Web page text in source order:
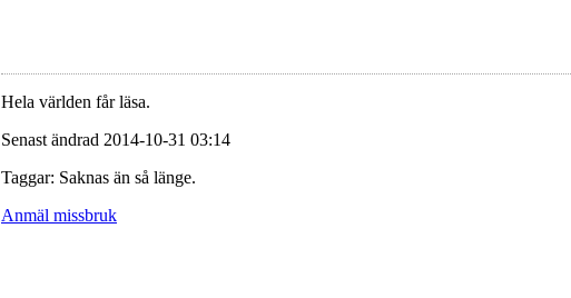
Hela världen får läsa.
Senast ändrad 2014-10-31 03:14
Taggar: Saknas än så länge.
Anmäl missbruk